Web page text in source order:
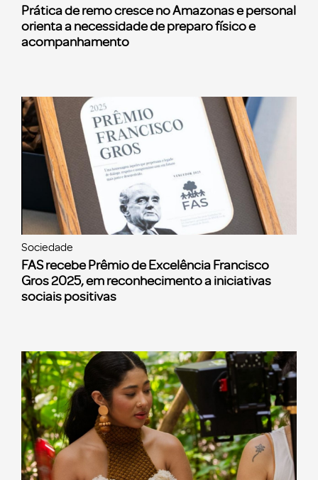
Prática de remo cresce no Amazonas e personal
orienta a necessidade de preparo físico e
acompanhamento
Sociedade
FAS recebe Prêmio de Excelência Francisco
Gros 2025, em reconhecimento a iniciativas
sociais positivas